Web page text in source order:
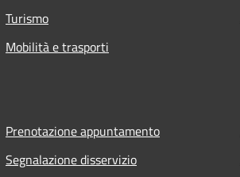
Turismo
Mobilità e trasporti
Prenotazione appuntamento
Segnalazione disservizio